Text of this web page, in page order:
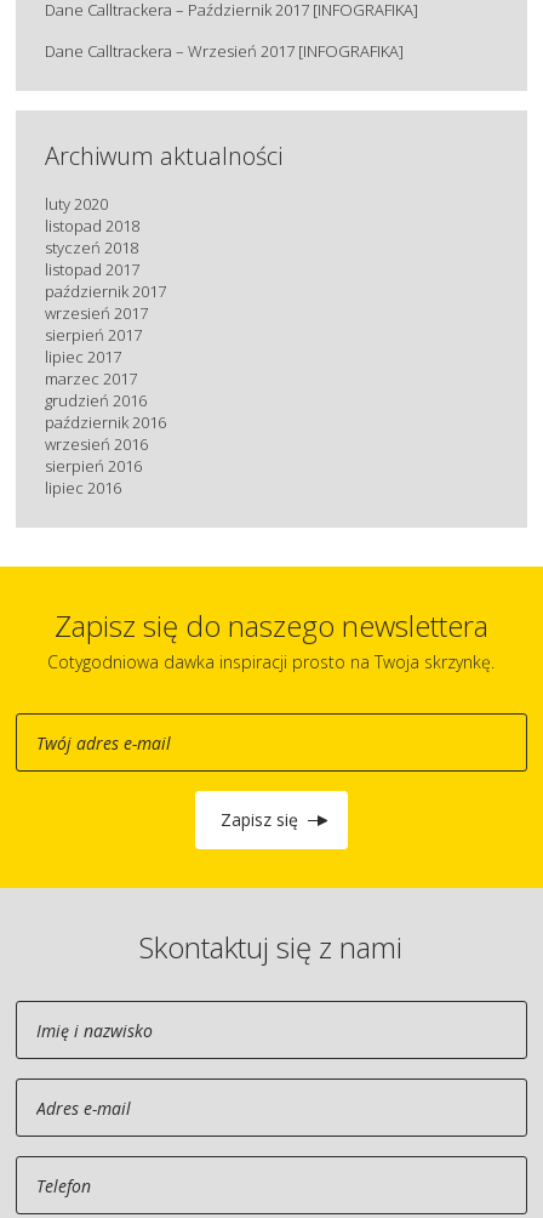
Dane Calltrackera – Październik 2017 [INFOGRAFIKA]
Dane Calltrackera – Wrzesień 2017 [INFOGRAFIKA]
Archiwum aktualności
luty 2020
listopad 2018
styczeń 2018
listopad 2017
październik 2017
wrzesień 2017
sierpień 2017
lipiec 2017
marzec 2017
grudzień 2016
październik 2016
wrzesień 2016
sierpień 2016
lipiec 2016
Zapisz się do naszego newslettera
Cotygodniowa dawka inspiracji prosto na Twoja skrzynkę.
Zapisz się
Skontaktuj się z nami